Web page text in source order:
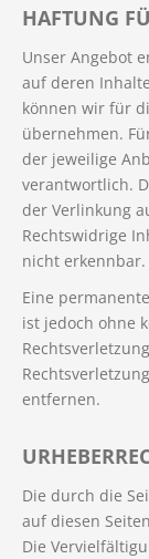
HAFTUNG
Unser Angebot
auf deren
können wir für
übernehmen.
der jeweilige
verantwortlich.
der Verlinkung
Rechtswidrige
nicht erkennbar.
Eine
ist jedoch ohne
entfernen.
Die durch die
auf diesen
Die